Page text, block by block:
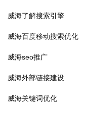
威海了解搜索引擎
威海百度移动搜索优化
威海seo推广
威海外部链接建设
威海关键词优化